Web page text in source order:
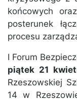
końcowych
posterunek
procesu
I Forum
piątek 21
Rzeszowskiej
14 w